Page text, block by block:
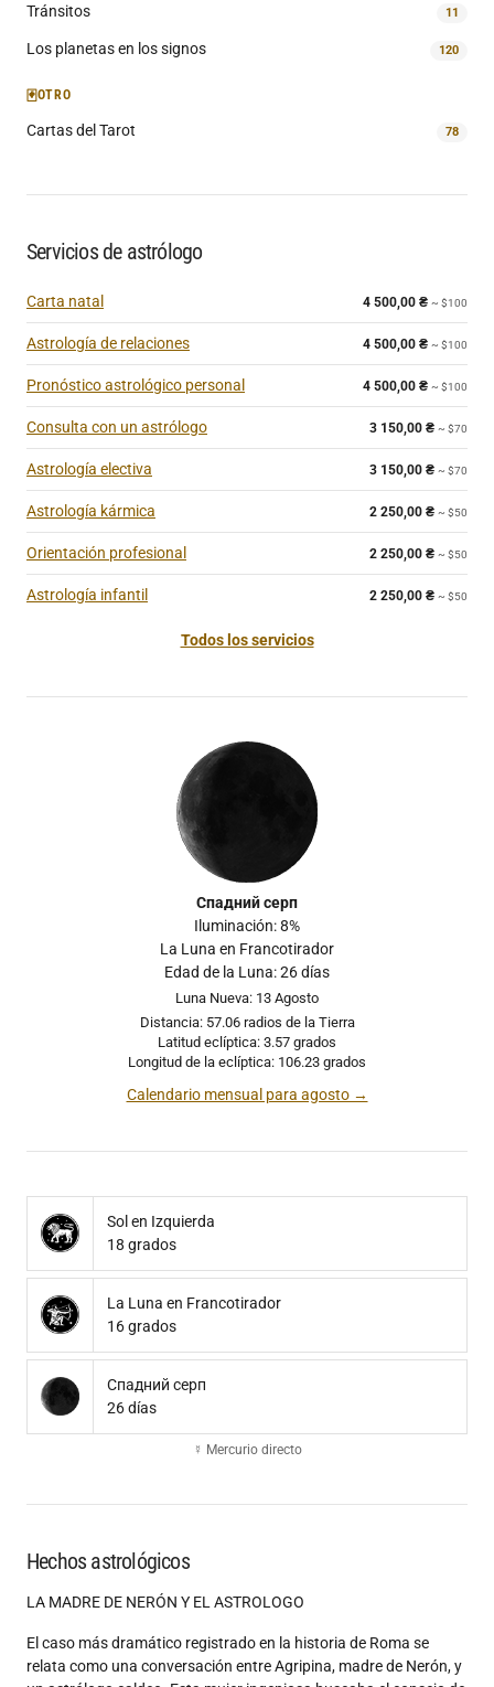
Tránsitos 11
Los planetas en los signos 120
🃏OTRO
Cartas del Tarot 78
Servicios de astrólogo
Carta natal 4 500,00 ₴ ~ $100
Astrología de relaciones 4 500,00 ₴ ~ $100
Pronóstico astrológico personal 4 500,00 ₴ ~ $100
Consulta con un astrólogo 3 150,00 ₴ ~ $70
Astrología electiva 3 150,00 ₴ ~ $70
Astrología kármica 2 250,00 ₴ ~ $50
Orientación profesional 2 250,00 ₴ ~ $50
Astrología infantil 2 250,00 ₴ ~ $50
Todos los servicios
Спадний серп
Iluminación: 8%
La Luna en Francotirador
Edad de la Luna: 26 días
Luna Nueva: 13 Agosto
Distancia: 57.06 radios de la Tierra
Latitud eclíptica: 3.57 grados
Longitud de la eclíptica: 106.23 grados
Calendario mensual para agosto →
Sol en Izquierda
18 grados
La Luna en Francotirador
16 grados
Спадний серп
26 días
☿ Mercurio directo
Hechos astrológicos
LA MADRE DE NERÓN Y EL ASTROLOGO
El caso más dramático registrado en la historia de Roma se
relata como una conversación entre Agripina, madre de Nerón, y